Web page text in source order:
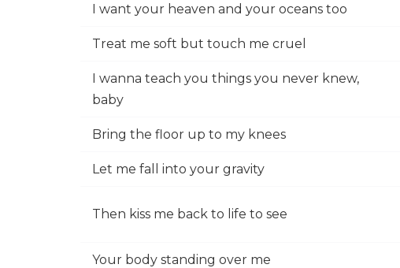
I want your heaven and your oceans too
Treat me soft but touch me cruel
I wanna teach you things you never knew,
baby
Bring the floor up to my knees
Let me fall into your gravity
Then kiss me back to life to see
Your body standing over me